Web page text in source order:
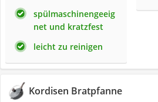
spülmaschinengeeig
net und kratzfest
leicht zu reinigen
Kordisen Bratpfanne